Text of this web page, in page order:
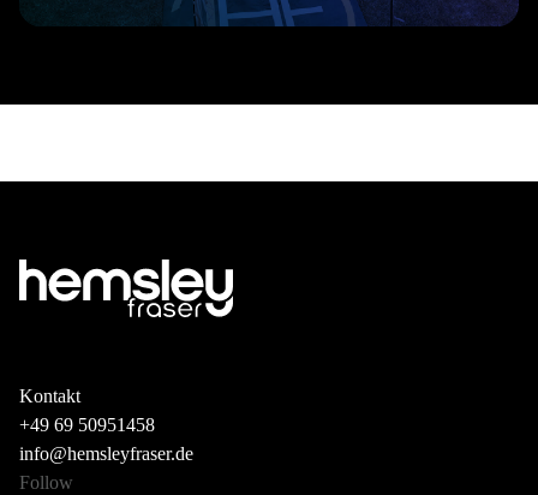
Kontakt
+49 69 50951458
info@hemsleyfraser.de
Follow